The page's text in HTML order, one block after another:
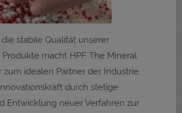
die stabile Qualität unserer
macht HPF The Mineral
zum idealen Partner der Industrie.
durch stetige
Entwicklung neuer Verfahren zur